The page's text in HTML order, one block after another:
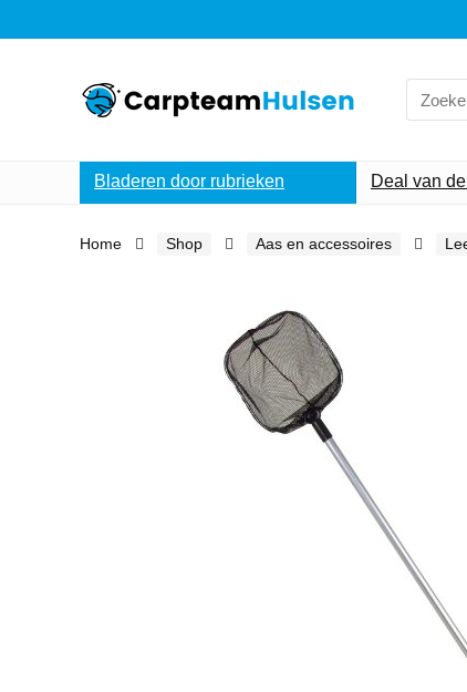
Search
for:
Bladeren door rubrieken Deal van
Home Shop Aas en accessoires